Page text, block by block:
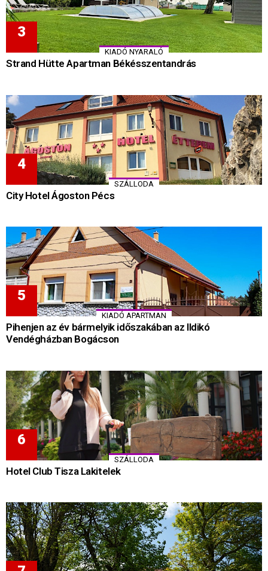
KIADÓ NYARALÓ
Strand Hütte Apartman Békésszentandrás
SZÁLLODA
City Hotel Ágoston Pécs
KIADÓ APARTMAN
Pihenjen az év bármelyik időszakában az Ildikó
Vendégházban Bogácson
SZÁLLODA
Hotel Club Tisza Lakitelek